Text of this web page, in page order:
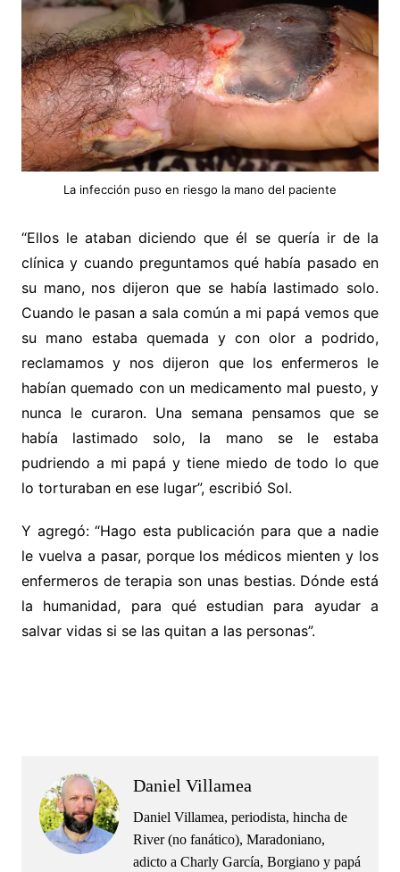
La infección puso en riesgo la mano del paciente
“Ellos le ataban diciendo que él se quería ir de la
clínica y cuando preguntamos qué había pasado en
su mano, nos dijeron que se había lastimado solo.
Cuando le pasan a sala común a mi papá vemos que
su mano estaba quemada y con olor a podrido,
reclamamos y nos dijeron que los enfermeros le
habían quemado con un medicamento mal puesto, y
nunca le curaron. Una semana pensamos que se
había lastimado solo, la mano se le estaba
pudriendo a mi papá y tiene miedo de todo lo que
lo torturaban en ese lugar”, escribió Sol.
Y agregó: “Hago esta publicación para que a nadie
le vuelva a pasar, porque los médicos mienten y los
enfermeros de terapia son unas bestias. Dónde está
la humanidad, para qué estudian para ayudar a
salvar vidas si se las quitan a las personas”.
Daniel Villamea
Daniel Villamea, periodista, hincha de
River (no fanático), Maradoniano,
adicto a Charly García, Borgiano y papá